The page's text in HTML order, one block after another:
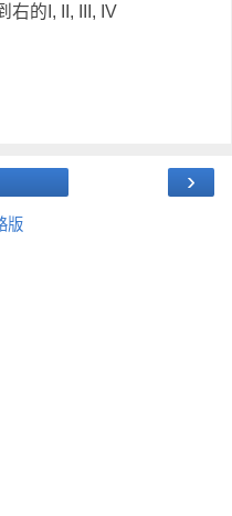
右的I, II, III, IV
›
版